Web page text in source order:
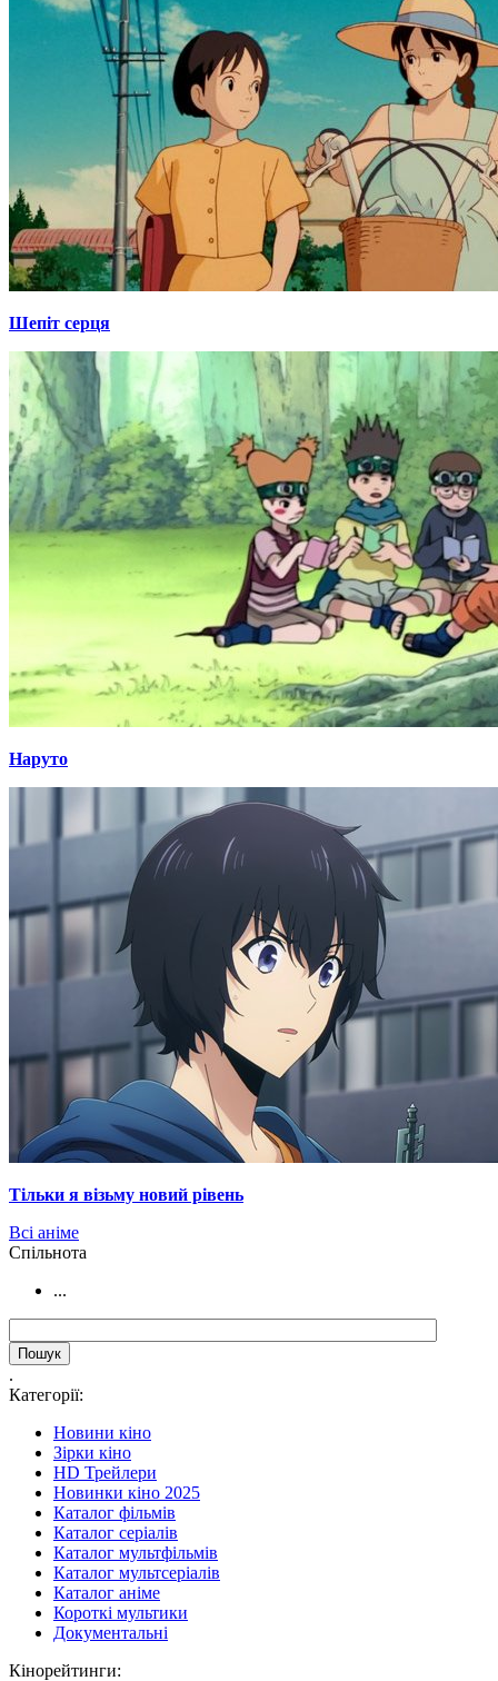
Шепіт серця
Наруто
Тільки я візьму новий рівень
Всі аніме
Cпільнота
...
.
Категорії:
Новини кіно
Зірки кіно
HD Трейлери
Новинки кіно 2025
Каталог фільмів
Каталог серіалів
Каталог мультфільмів
Каталог мультсеріалів
Каталог аніме
Короткі мультики
Документальні
Кінорейтинги: